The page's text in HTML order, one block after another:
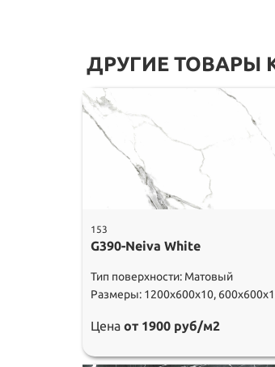
ДРУГИЕ ТОВАРЫ
153
G390-Neiva White
Тип поверхности: Матовый
Размеры: 1200х600х10,
Цена от 1900 руб/м2